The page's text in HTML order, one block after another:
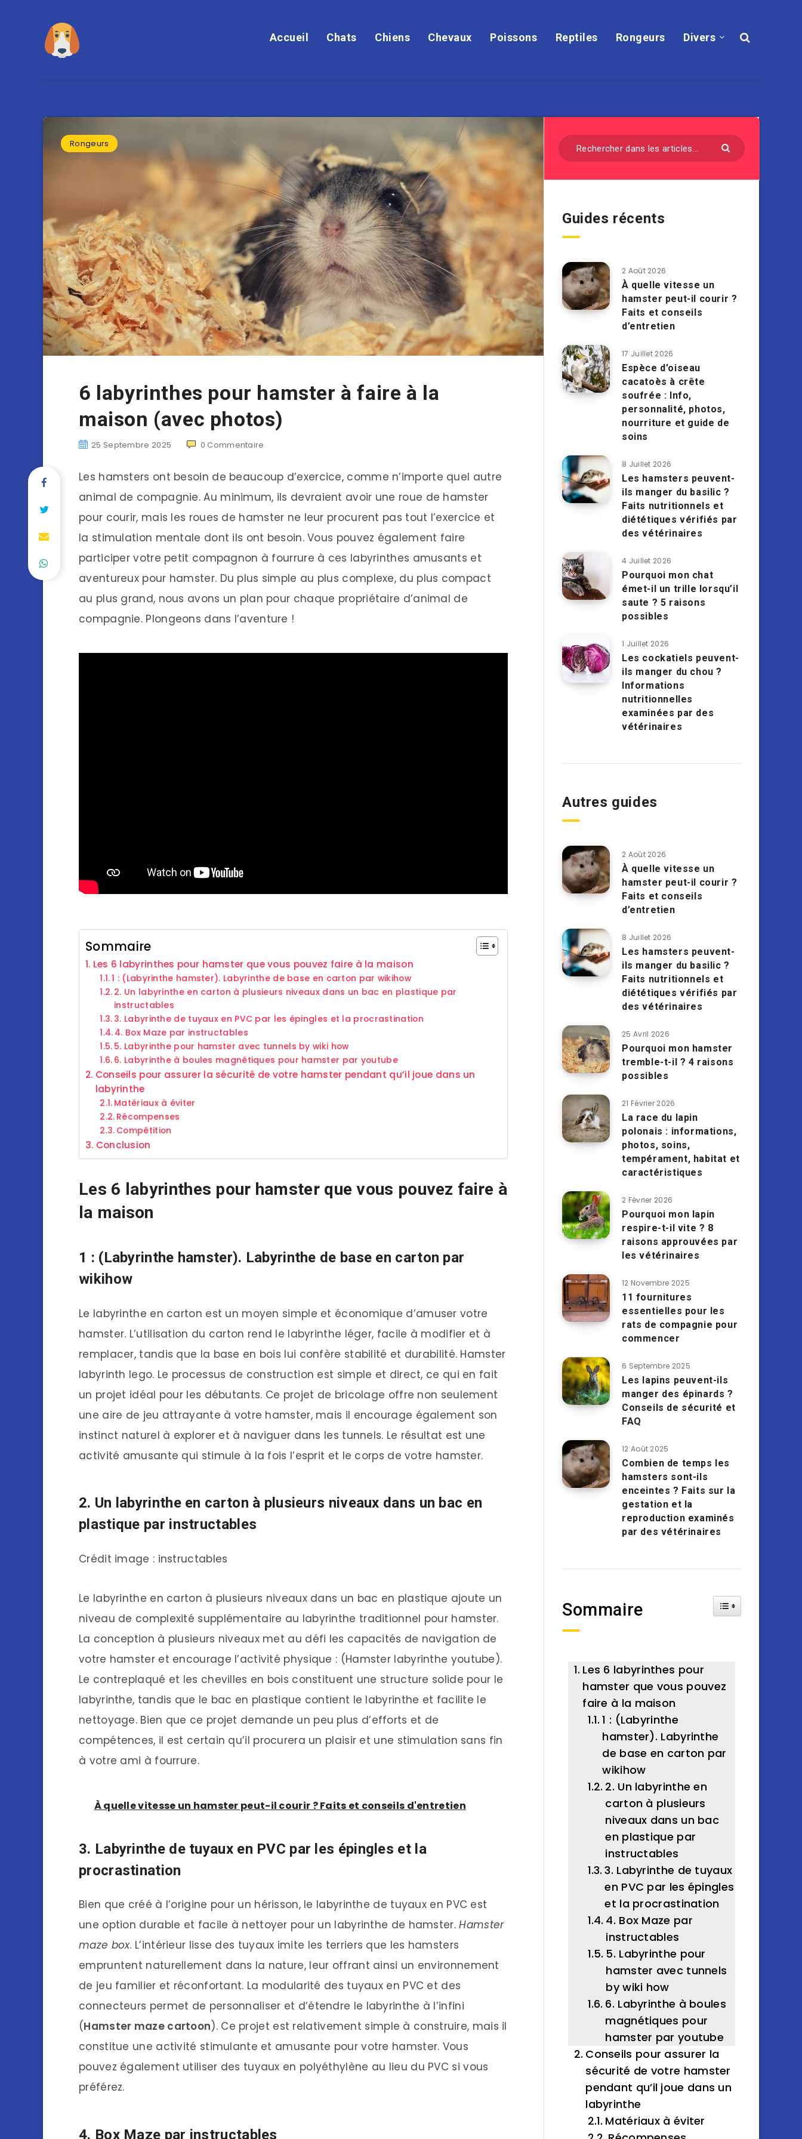
Accueil Chats Chiens Chevaux Poissons Reptiles Rongeurs Divers
Rongeurs
6 labyrinthes pour hamster à faire à la
maison (avec photos)
25 Septembre 2025 0 Commentaire
Les hamsters ont besoin de beaucoup d’exercice, comme n’importe quel autre
animal de compagnie. Au minimum, ils devraient avoir une roue de hamster
pour courir, mais les roues de hamster ne leur procurent pas tout l’exercice et
la stimulation mentale dont ils ont besoin. Vous pouvez également faire
participer votre petit compagnon à fourrure à ces labyrinthes amusants et
aventureux pour hamster. Du plus simple au plus complexe, du plus compact
au plus grand, nous avons un plan pour chaque propriétaire d’animal de
compagnie. Plongeons dans l’aventure !
Sommaire
Les 6 labyrinthes pour hamster que vous pouvez faire à la maison
1 : (Labyrinthe hamster). Labyrinthe de base en carton par wikihow
2. Un labyrinthe en carton à plusieurs niveaux dans un bac en plastique par
instructables
3. Labyrinthe de tuyaux en PVC par les épingles et la procrastination
4. Box Maze par instructables
5. Labyrinthe pour hamster avec tunnels by wiki how
6. Labyrinthe à boules magnétiques pour hamster par youtube
Conseils pour assurer la sécurité de votre hamster pendant qu’il joue dans un
labyrinthe
Matériaux à éviter
Récompenses
Compétition
Conclusion
Les 6 labyrinthes pour hamster que vous pouvez faire à
la maison
1 : (Labyrinthe hamster). Labyrinthe de base en carton par
wikihow
Le labyrinthe en carton est un moyen simple et économique d’amuser votre
hamster. L’utilisation du carton rend le labyrinthe léger, facile à modifier et à
remplacer, tandis que la base en bois lui confère stabilité et durabilité. Hamster
labyrinth lego. Le processus de construction est simple et direct, ce qui en fait
un projet idéal pour les débutants. Ce projet de bricolage offre non seulement
une aire de jeu attrayante à votre hamster, mais il encourage également son
instinct naturel à explorer et à naviguer dans les tunnels. Le résultat est une
activité amusante qui stimule à la fois l’esprit et le corps de votre hamster.
2. Un labyrinthe en carton à plusieurs niveaux dans un bac en
plastique par instructables
Crédit image : instructables
Le labyrinthe en carton à plusieurs niveaux dans un bac en plastique ajoute un
niveau de complexité supplémentaire au labyrinthe traditionnel pour hamster.
La conception à plusieurs niveaux met au défi les capacités de navigation de
votre hamster et encourage l’activité physique : (Hamster labyrinthe youtube).
Le contreplaqué et les chevilles en bois constituent une structure solide pour le
labyrinthe, tandis que le bac en plastique contient le labyrinthe et facilite le
nettoyage. Bien que ce projet demande un peu plus d’efforts et de
compétences, il est certain qu’il procurera un plaisir et une stimulation sans fin
à votre ami à fourrure.
À quelle vitesse un hamster peut-il courir ? Faits et conseils d'entretien
3. Labyrinthe de tuyaux en PVC par les épingles et la
procrastination
Bien que créé à l’origine pour un hérisson, le labyrinthe de tuyaux en PVC est
une option durable et facile à nettoyer pour un labyrinthe de hamster.Hamster
maze box. L’intérieur lisse des tuyaux imite les terriers que les hamsters
empruntent naturellement dans la nature, leur offrant ainsi un environnement
de jeu familier et réconfortant. La modularité des tuyaux en PVC et des
connecteurs permet de personnaliser et d’étendre le labyrinthe à l’infini
(Hamster maze cartoon). Ce projet est relativement simple à construire, mais il
constitue une activité stimulante et amusante pour votre hamster. Vous
pouvez également utiliser des tuyaux en polyéthylène au lieu du PVC si vous
préférez.
4. Box Maze par instructables
Guides récents
2 Août 2026
À quelle vitesse un
hamster peut-il courir ?
Faits et conseils
d’entretien
17 Juillet 2026
Espèce d’oiseau
cacatoès à crête
soufrée : Info,
personnalité, photos,
nourriture et guide de
soins
8 Juillet 2026
Les hamsters peuvent-
ils manger du basilic ?
Faits nutritionnels et
diététiques vérifiés par
des vétérinaires
4 Juillet 2026
Pourquoi mon chat
émet-il un trille lorsqu’il
saute ? 5 raisons
possibles
1 Juillet 2026
Les cockatiels peuvent-
ils manger du chou ?
Informations
nutritionnelles
examinées par des
vétérinaires
Autres guides
2 Août 2026
À quelle vitesse un
hamster peut-il courir ?
Faits et conseils
d’entretien
8 Juillet 2026
Les hamsters peuvent-
ils manger du basilic ?
Faits nutritionnels et
diététiques vérifiés par
des vétérinaires
25 Avril 2026
Pourquoi mon hamster
tremble-t-il ? 4 raisons
possibles
21 Février 2026
La race du lapin
polonais : informations,
photos, soins,
tempérament, habitat et
caractéristiques
2 Février 2026
Pourquoi mon lapin
respire-t-il vite ? 8
raisons approuvées par
les vétérinaires
12 Novembre 2025
11 fournitures
essentielles pour les
rats de compagnie pour
commencer
6 Septembre 2025
Les lapins peuvent-ils
manger des épinards ?
Conseils de sécurité et
FAQ
12 Août 2025
Combien de temps les
hamsters sont-ils
enceintes ? Faits sur la
gestation et la
reproduction examinés
par des vétérinaires
Sommaire Toggle Table of
Les 6 labyrinthes pour
hamster que vous pouvez
faire à la maison
1 : (Labyrinthe
hamster). Labyrinthe
de base en carton par
wikihow
2. Un labyrinthe en
carton à plusieurs
niveaux dans un bac
en plastique par
instructables
3. Labyrinthe de tuyaux
en PVC par les épingles
et la procrastination
4. Box Maze par
instructables
5. Labyrinthe pour
hamster avec tunnels
by wiki how
6. Labyrinthe à boules
magnétiques pour
hamster par youtube
Conseils pour assurer la
sécurité de votre hamster
pendant qu’il joue dans un
labyrinthe
Matériaux à éviter